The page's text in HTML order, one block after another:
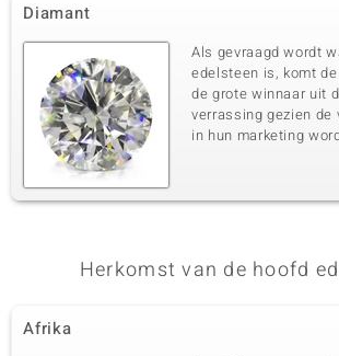
Edelsteen exact
I2 Chocolade Diamant 2 à 1,8 mm
Karaatgewicht som
0,045 ct
Slijpvorm
Rond
Zetting
Prong
Herkomst
Afrika
Vierde edelsteen
Zwarte Diamant 2 à 1,5 mm
Zetting
Diamant
Als gevraagd wordt
edelsteen is, komt
de grote winnaar uit
verrassing gezien de
in hun marketing
Herkomst van de hoofd
Afrika